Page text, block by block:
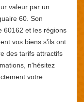
valeur par un
60. Son
60162 et les régions
vos biens s'ils ont
des tarifs attractifs
n'hésitez
votre